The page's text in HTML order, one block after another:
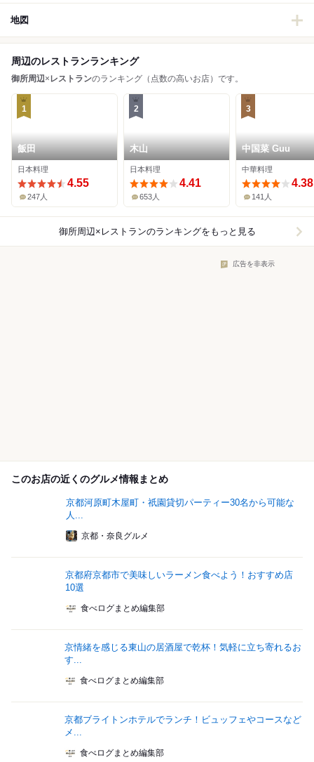
地図
周辺のレストランランキング
御所周辺× レストランのランキング（点数の高いお店）です。
1
飯田
日本料理
4.55
247人
2
木山
日本料理
4.41
653人
3
中国菜 Guu
中華料理
4.38
141人
御所周辺×レストランのランキングをもっと見る
広告を非表示
このお店の近くのグルメ情報まとめ
京都河原町木屋町・祇園貸切パーティー30名から可能な
人...
京都・奈良グルメ
京都府京都市で美味しいラーメン食べよう！おすすめ店
10選
食べログまとめ編集部
京情緒を感じる東山の居酒屋で乾杯！気軽に立ち寄れるお
す...
食べログまとめ編集部
京都ブライトンホテルでランチ！ビュッフェやコースなど
メ...
食べログまとめ編集部